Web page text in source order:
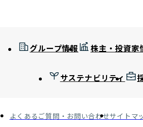
グループ情報 株主・投資家
サステナビリティ
よくあるご質問・お問い合わせサイトマ